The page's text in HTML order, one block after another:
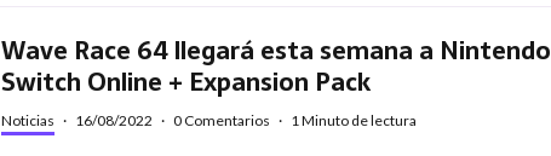
Wave Race 64 llegará esta semana a Nintendo
Switch Online + Expansion Pack
Noticias · 16/08/2022 · 0 Comentarios · 1 Minuto de lectura